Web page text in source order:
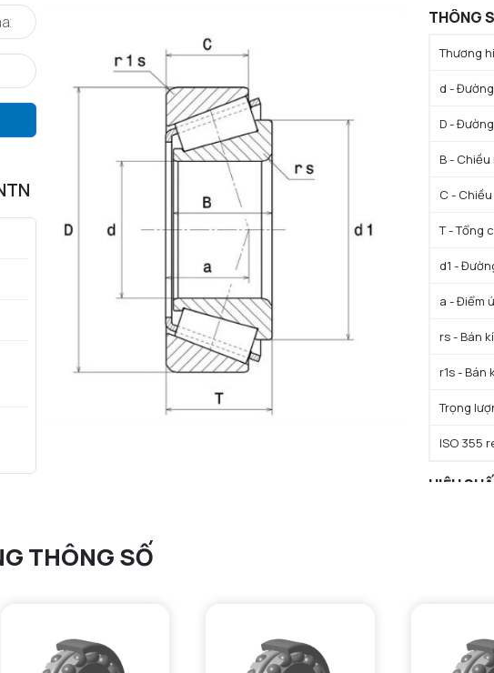
THÔNG
Thương
d -
D -
B - Chiều
C -
T - Tổng
d1 -
a - Điểm
rs - Bán
r1s -
Trọng
ISO 355
HIỆU
e - Trị số
THÔNG SỐ